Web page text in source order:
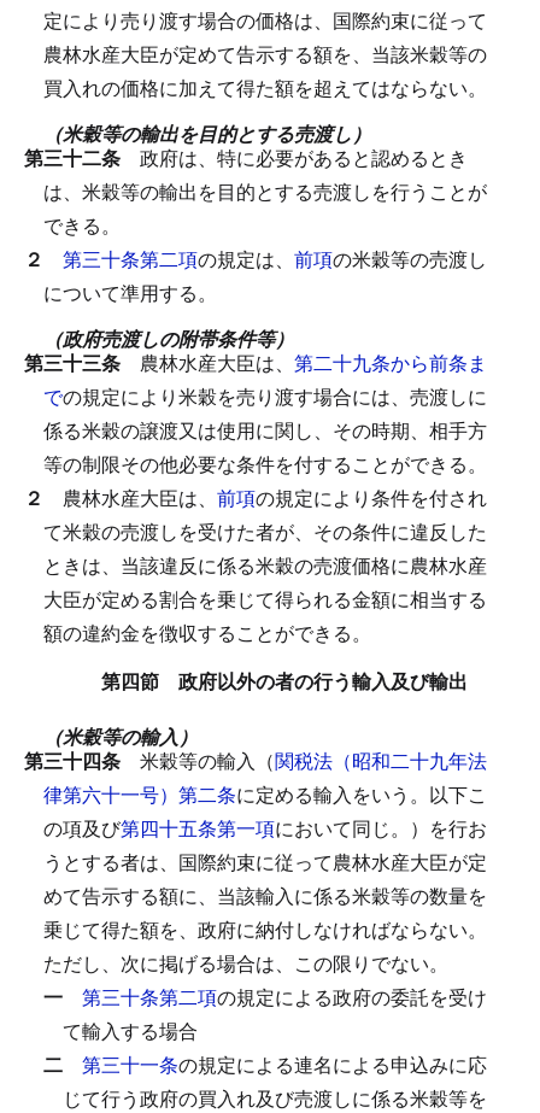
定により売り渡す場合の価格は、国際約束に従って
農林水産大臣が定めて告示する額を、当該米穀等の
買入れの価格に加えて得た額を超えてはならない。
（米穀等の輸出を目的とする売渡し）
第三十二条 政府は、特に必要があると認めるとき
は、米穀等の輸出を目的とする売渡しを行うことが
できる。
２ 第三十条第二項の規定は、 前項の米穀等の売渡し
について準用する。
（政府売渡しの附帯条件等）
第三十三条 農林水産大臣は、 第二十九条から前条ま
での規定により米穀を売り渡す場合には、売渡しに
係る米穀の譲渡又は使用に関し、その時期、相手方
等の制限その他必要な条件を付することができる。
２ 農林水産大臣は、 前項の規定により条件を付され
て米穀の売渡しを受けた者が、その条件に違反した
ときは、当該違反に係る米穀の売渡価格に農林水産
大臣が定める割合を乗じて得られる金額に相当する
額の違約金を徴収することができる。
第四節 政府以外の者の行う輸入及び輸出
（米穀等の輸入）
第三十四条 米穀等の輸入（関税法（昭和二十九年法
律第六十一号）第二条に定める輸入をいう。以下こ
の項及び第四十五条第一項において同じ。）を行お
うとする者は、国際約束に従って農林水産大臣が定
めて告示する額に、当該輸入に係る米穀等の数量を
乗じて得た額を、政府に納付しなければならない。
ただし、次に掲げる場合は、この限りでない。
一 第三十条第二項の規定による政府の委託を受け
て輸入する場合
二 第三十一条の規定による連名による申込みに応
じて行う政府の買入れ及び売渡しに係る米穀等を